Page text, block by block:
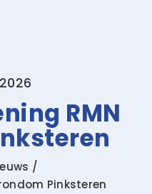
RMN
Pinksteren